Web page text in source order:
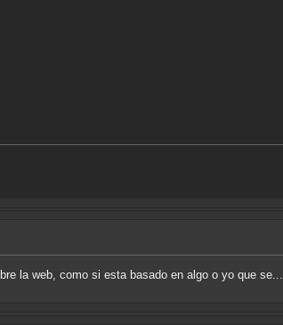
la web, como si esta basado en algo o yo que se...